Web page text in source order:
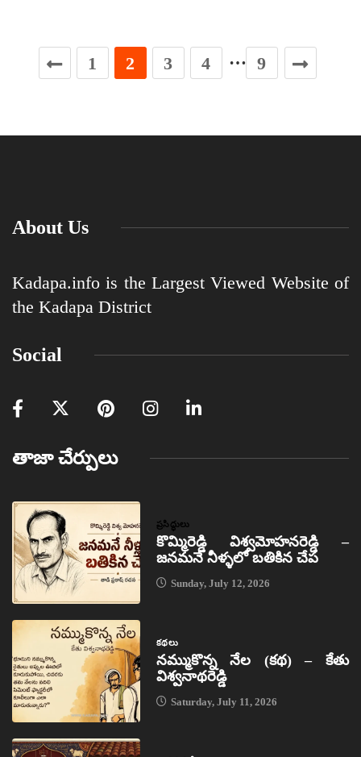
1 2 3 4 … 9
About Us
Kadapa.info is the Largest Viewed Website of
the Kadapa District
Social
తాజా చేర్పులు
ప్రసిద్ధులు
కొమ్మిరెడ్డి విశ్వమోహనరెడ్డి –
జనమనే నీళ్ళలో బతికిన చేప
Sunday, July 12, 2026
కథలు
నమ్ముకొన్న నేల (కథ) – కేతు
విశ్వనాథరెడ్డి
Saturday, July 11, 2026